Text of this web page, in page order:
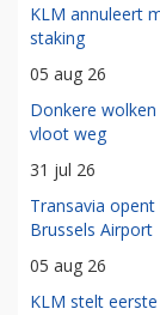
KLM annuleert
staking
05 aug 26
Donkere
vloot weg
31 jul 26
Transavia
Brussels Airport
05 aug 26
KLM stelt